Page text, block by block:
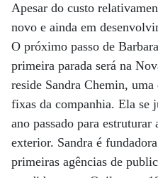
Apesar do custo
novo e ainda em
O próximo passo de
primeira parada será na
reside Sandra Chemin, uma
fixas da companhia. Ela se
ano passado para estruturar
exterior. Sandra é
primeiras agências de